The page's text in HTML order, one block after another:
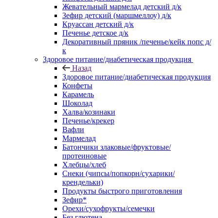
Жевательный мармелад детский д/к
Зефир детский (маршмеллоу) д/к
Круассан детский д/к
Печенье детское д/к
Декоративный пряник /печенье/кейк попс д/
к
Здоровое питание/диабетическая продукция
Назад
Здоровое питание/диабетическая продукция
Конфеты
Карамель
Шоколад
Халва/козинаки
Печенье/крекер
Вафли
Мармелад
Батончики злаковые/фруктовые/
протеиновые
Хлебцы/хлеб
Снеки (чипсы/попкорн/сухарики/
крендельки)
Продукты быстрого приготовления
Зефир*
Орехи/сухофрукты/семечки